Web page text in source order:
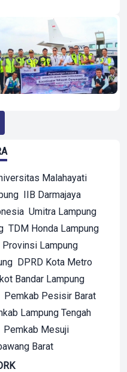
Malahayati
IIB Darmajaya
Umitra Lampung
TDM Honda Lampung
Provinsi Lampung
DPRD Kota Metro
Bandar Lampung
Pemkab Pesisir Barat
Lampung Tengah
Pemkab Mesuji
Barat